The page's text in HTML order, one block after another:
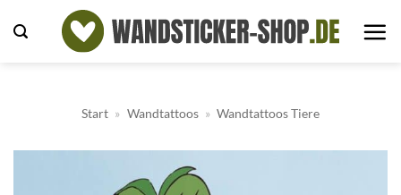
Inhalt
Start » Wandtattoos » Wandtattoos Tiere